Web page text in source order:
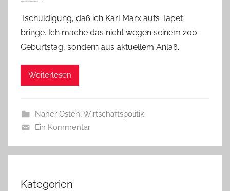
Tschuldigung, daß ich Karl Marx aufs Tapet
bringe. Ich mache das nicht wegen seinem 200.
Geburtstag, sondern aus aktuellem Anlaß.
Weiterlesen
Naher Osten,Wirtschaftspolitik
Ein Kommentar
Kategorien